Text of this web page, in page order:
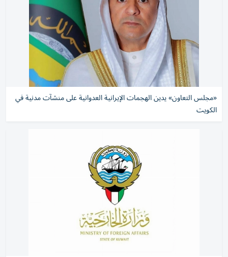
«مجلس التعاون» يدين الهجمات الإيرانية العدوانية على منشآت مدنية في
الكويت